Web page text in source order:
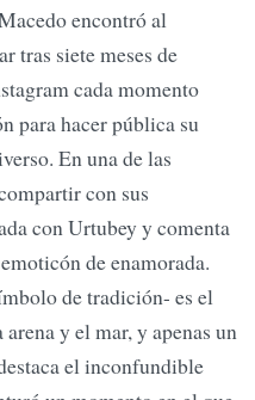
encontró al
tras siete meses de
cada momento
para hacer pública su
En una de las
con sus
con Urtubey y comenta
de enamorada.
de tradición- es el
y el mar, y apenas un
el inconfundible